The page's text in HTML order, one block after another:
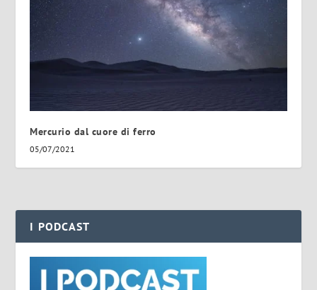
Mercurio dal cuore di ferro
05/07/2021
I PODCAST